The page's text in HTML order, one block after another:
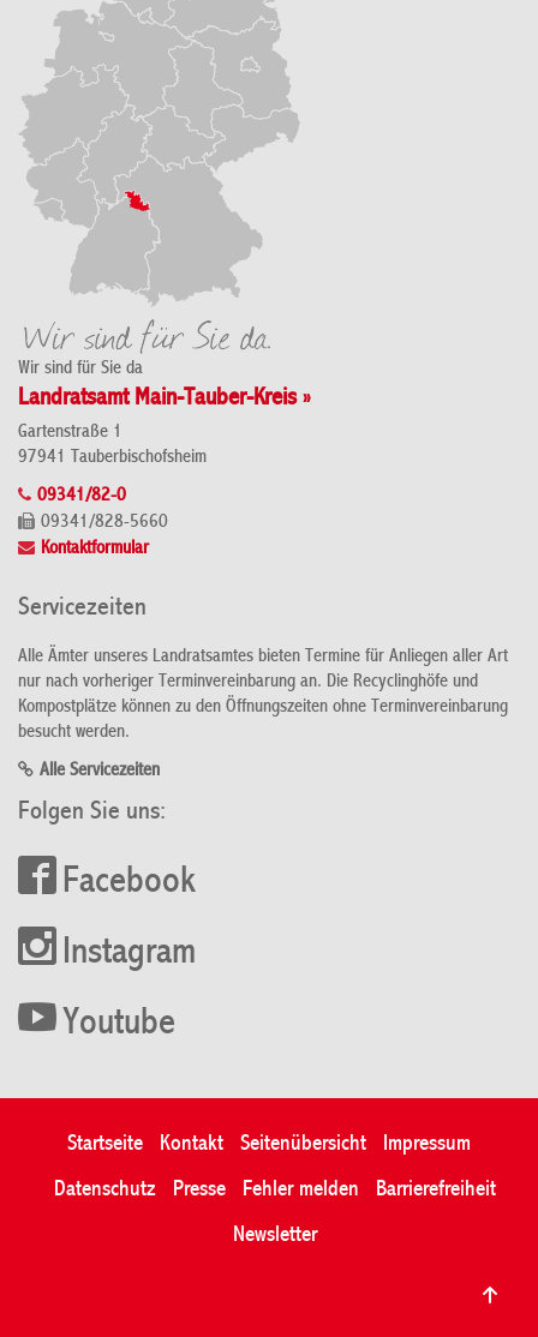
Wir sind für Sie da
Landratsamt Main-Tauber-Kreis »
Gartenstraße 1
97941 Tauberbischofsheim
09341/82-0
09341/828-5660
Kontaktformular
Servicezeiten
Alle Ämter unseres Landratsamtes bieten Termine für Anliegen aller Art
nur nach vorheriger Terminvereinbarung an. Die Recyclinghöfe und
Kompostplätze können zu den Öffnungszeiten ohne Terminvereinbarung
besucht werden.
Alle Servicezeiten
Folgen Sie uns:
Facebook
Instagram
Youtube
Startseite Kontakt Seitenübersicht
Impressum
Datenschutz
Presse Fehler melden
Barrierefreiheit
Newsletter